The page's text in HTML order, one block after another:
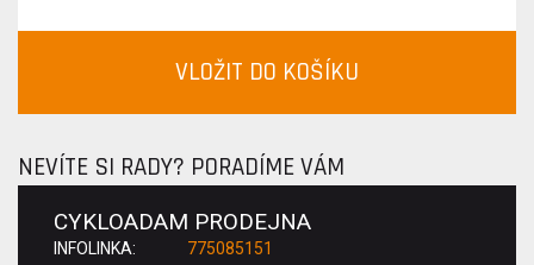
VLOŽIT DO KOŠÍKU
NEVÍTE SI RADY? PORADÍME VÁM
CYKLOADAM PRODEJNA
INFOLINKA: 775085151